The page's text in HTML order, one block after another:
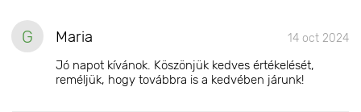
G Maria 14 oct 2024
Jó napot kívánok. Köszönjük kedves értékelését,
reméljük, hogy továbbra is a kedvében járunk!